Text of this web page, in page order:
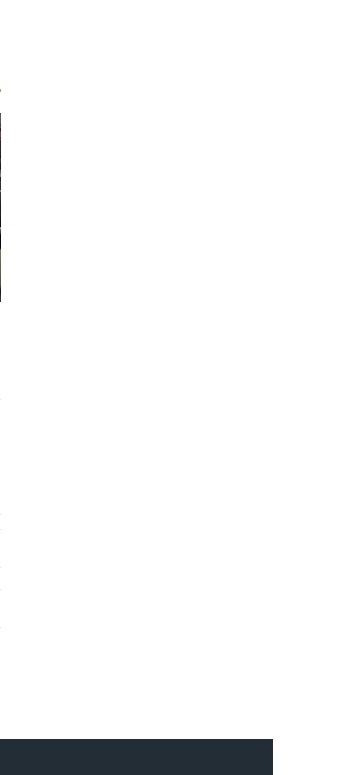
electrónico:*
web: